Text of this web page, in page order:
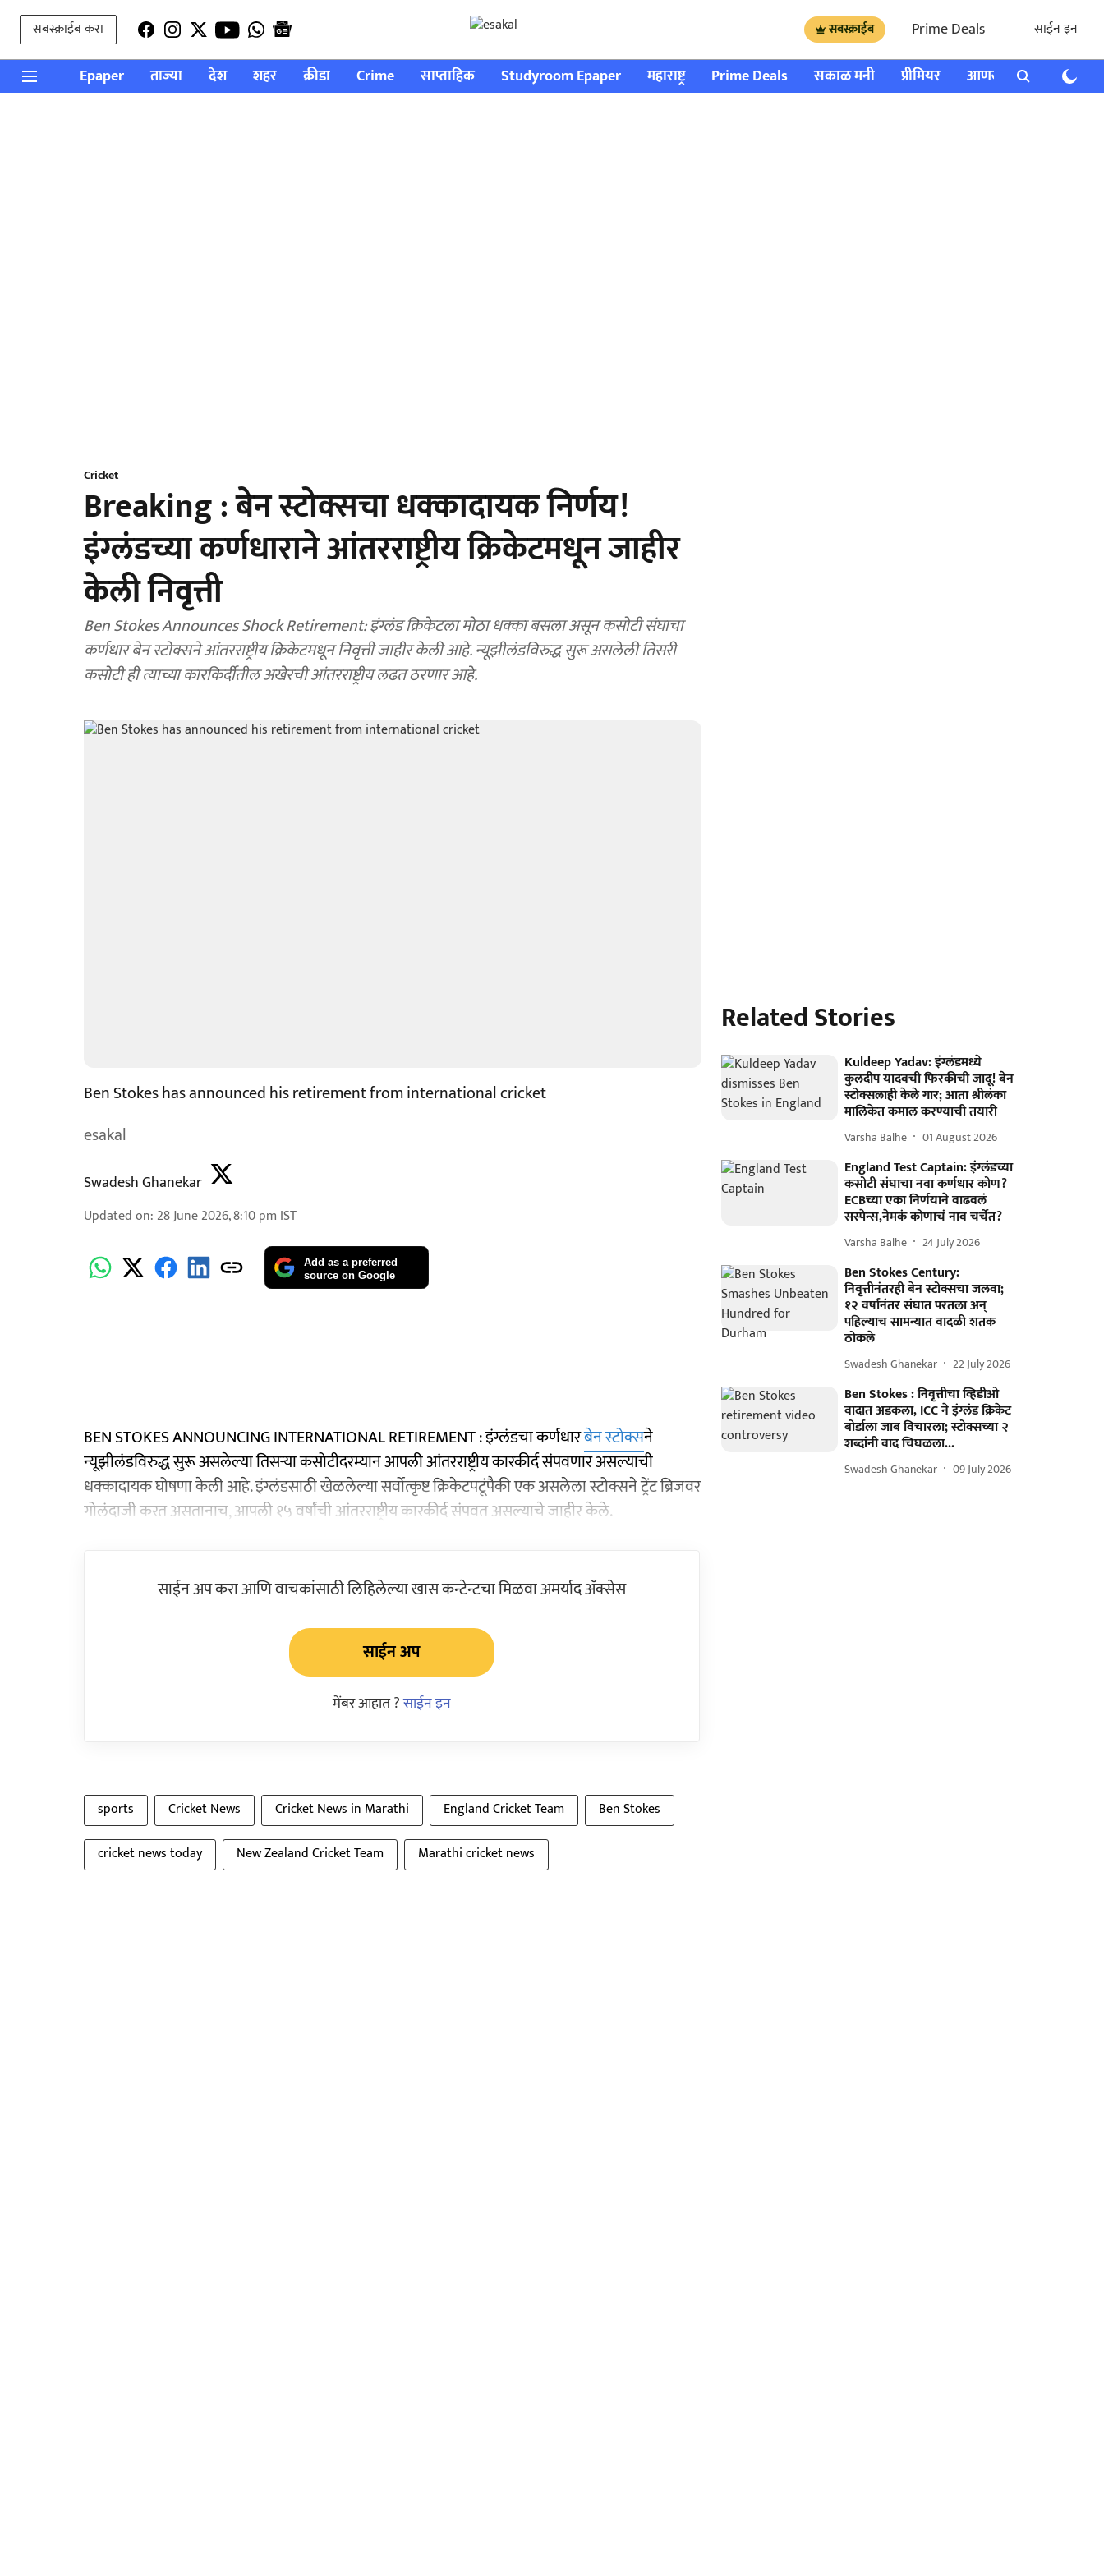
सबस्क्राईब करा सबस्क्राईब Prime Deals साईन इन
Epaper ताज्या देश शहर क्रीडा Crime साप्ताहिक Studyroom Epaper महाराष्ट्र Prime Deals सकाळ मनी प्रीमियर आणखी राशी भविष्य
Cricket
Breaking : बेन स्टोक्सचा धक्कादायक निर्णय!
इंग्लंडच्या कर्णधाराने आंतरराष्ट्रीय क्रिकेटमधून जाहीर
केली निवृत्ती
Ben Stokes Announces Shock Retirement: इंग्लंड क्रिकेटला मोठा धक्का बसला असून कसोटी संघाचा
कर्णधार बेन स्टोक्सने आंतरराष्ट्रीय क्रिकेटमधून निवृत्ती जाहीर केली आहे. न्यूझीलंडविरुद्ध सुरू असलेली तिसरी
कसोटी ही त्याच्या कारकिर्दीतील अखेरची आंतरराष्ट्रीय लढत ठरणार आहे.
Ben Stokes has announced his retirement from international cricket
esakal
Swadesh Ghanekar
Updated on: 28 June 2026, 8:10 pm IST
Add as a preferred
source on Google
BEN STOKES ANNOUNCING INTERNATIONAL RETIREMENT : इंग्लंडचा कर्णधारबेन स्टोक्सने
न्यूझीलंडविरुद्ध सुरू असलेल्या तिसऱ्या कसोटीदरम्यान आपली आंतरराष्ट्रीय कारकीर्द संपवणार असल्याची
धक्कादायक घोषणा केली आहे. इंग्लंडसाठी खेळलेल्या सर्वोत्कृष्ट क्रिकेटपटूंपैकी एक असलेला स्टोक्सने ट्रेंट ब्रिजवर
गोलंदाजी करत असतानाच, आपली १५ वर्षांची आंतरराष्ट्रीय कारकीर्द संपवत असल्याचे जाहीर केले.
साईन अप करा आणि वाचकांसाठी लिहिलेल्या खास कन्टेन्टचा मिळवा अमर्याद ॲक्सेस
साईन अप
मेंबर आहात ?साईन इन
sports Cricket News Cricket News in Marathi England Cricket Team
Ben Stokes
cricket news today
New Zealand Cricket Team Marathi cricket news
Related Stories
Kuldeep Yadav: इंग्लंडमध्ये
कुलदीप यादवची फिरकीची जादू! बेन
स्टोक्सलाही केले गार; आता श्रीलंका
मालिकेत कमाल करण्याची तयारी
Varsha Balhe 01 August 2026
England Test Captain: इंग्लंडच्या
कसोटी संघाचा नवा कर्णधार कोण?
ECBच्या एका निर्णयाने वाढवलं
सस्पेन्स,नेमकं कोणाचं नाव चर्चेत?
Varsha Balhe 24 July 2026
Ben Stokes Century:
निवृत्तीनंतरही बेन स्टोक्सचा जलवा;
१२ वर्षानंतर संघात परतला अन्
पहिल्याच सामन्यात वादळी शतक
ठोकले
Swadesh Ghanekar 22 July 2026
Ben Stokes : निवृत्तीचा व्हिडीओ
वादात अडकला, ICC ने इंग्लंड क्रिकेट
बोर्डाला जाब विचारला; स्टोक्सच्या २
शब्दांनी वाद चिघळला...
Swadesh Ghanekar 09 July 2026